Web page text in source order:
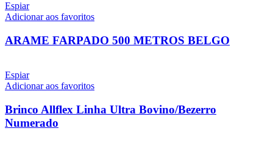
Espiar
Adicionar aos favoritos
ARAME FARPADO 500 METROS BELGO
Espiar
Adicionar aos favoritos
Brinco Allflex Linha Ultra Bovino/Bezerro
Numerado